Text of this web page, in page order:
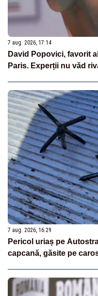
7 aug. 2026, 17:14
David Popovici, favorit
Paris. Experții nu văd
7 aug. 2026, 16:29
Pericol uriaș pe
capcană, găsite pe